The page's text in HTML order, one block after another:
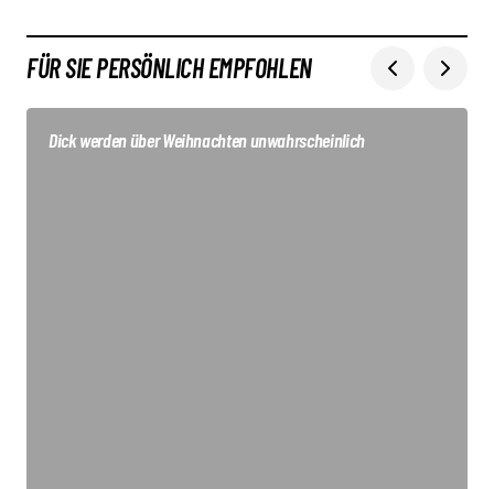
FÜR SIE PERSÖNLICH EMPFOHLEN
Dick werden über Weihnachten unwahrscheinlich